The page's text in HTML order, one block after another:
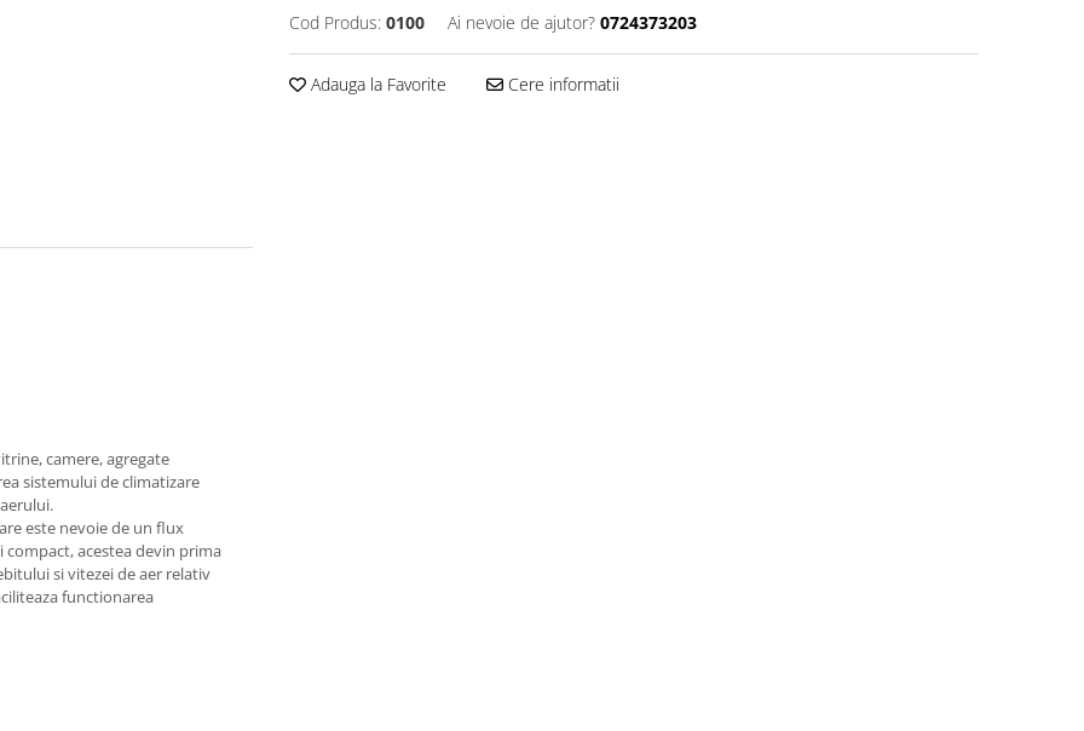
Cod Produs: 0100 Ai nevoie de ajutor? 0724373203
Adauga la Favorite Cere informatii
camere, agregate
sistemului de climatizare
este nevoie de un flux
acestea devin prima
si vitezei de aer relativ
functionarea